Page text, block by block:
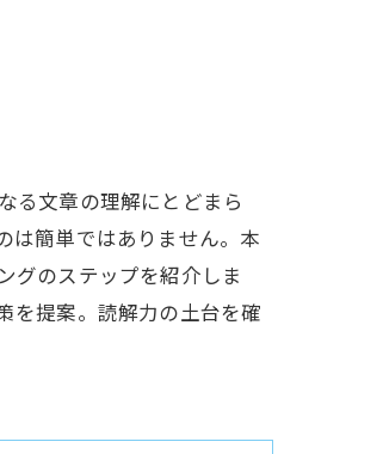
る文章の理解にとどまら
は簡単ではありません。本
グのステップを紹介しま
を提案。読解力の土台を確